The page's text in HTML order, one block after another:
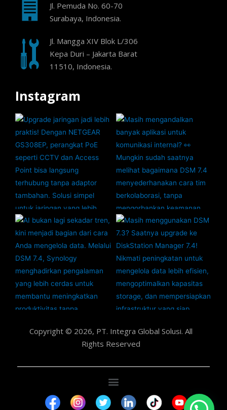
Jl. Pemuda No. 60-70
Surabaya, Indonesia.
Jl. Mangga XIV Blok L/306
Kepa Duri – Jakarta Barat
11510, Indonesia.
Instagram
Copyright © 2026, PT. Integra Global Solusi. All
Rights Reserved